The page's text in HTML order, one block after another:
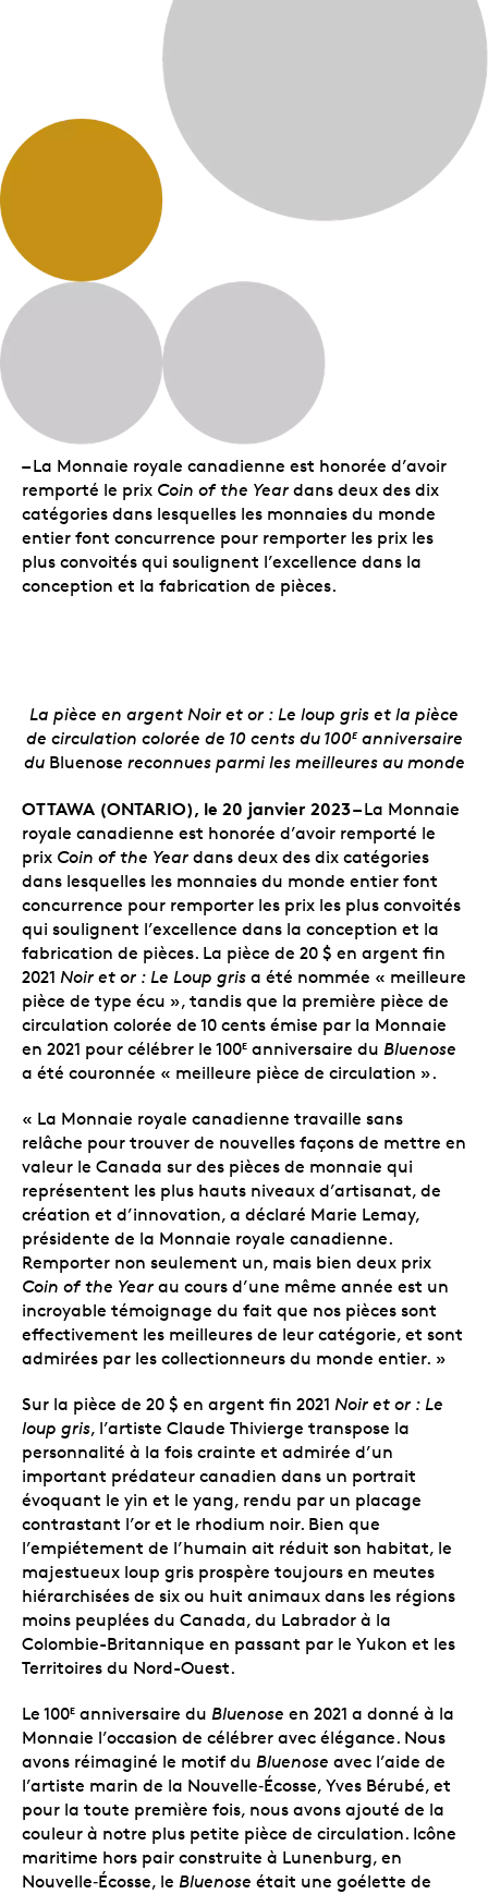
–La Monnaie royale canadienne est honorée d’avoir
remporté le prix Coin of the Year dans deux des dix
catégories dans lesquelles les monnaies du monde
entier font concurrence pour remporter les prix les
plus convoités qui soulignent l’excellence dans la
conception et la fabrication de pièces.
La pièce en argent Noir et or : Le loup gris et la pièce
de circulation colorée de 10 cents du 100Eanniversaire
du Bluenose reconnues parmi les meilleures au monde
OTTAWA (ONTARIO), le 20 janvier 2023 –La Monnaie
royale canadienne est honorée d’avoir remporté le
prix Coin of the Year dans deux des dix catégories
dans lesquelles les monnaies du monde entier font
concurrence pour remporter les prix les plus convoités
qui soulignent l’excellence dans la conception et la
fabrication de pièces. La pièce de 20 $ en argent fin
2021 Noir et or : Le Loup gris a été nommée « meilleure
pièce de type écu », tandis que la première pièce de
circulation colorée de 10 cents émise par la Monnaie
en 2021 pour célébrer le 100E anniversaire du Bluenose
a été couronnée « meilleure pièce de circulation ».
« La Monnaie royale canadienne travaille sans
relâche pour trouver de nouvelles façons de mettre en
valeur le Canada sur des pièces de monnaie qui
représentent les plus hauts niveaux d’artisanat, de
création et d’innovation, a déclaré Marie Lemay,
présidente de la Monnaie royale canadienne.
Remporter non seulement un, mais bien deux prix
Coin of the Year au cours d’une même année est un
incroyable témoignage du fait que nos pièces sont
effectivement les meilleures de leur catégorie, et sont
admirées par les collectionneurs du monde entier. »
Sur la pièce de 20 $ en argent fin 2021 Noir et or : Le
loup gris, l’artiste Claude Thivierge transpose la
personnalité à la fois crainte et admirée d’un
important prédateur canadien dans un portrait
évoquant le yin et le yang, rendu par un placage
contrastant l’or et le rhodium noir. Bien que
l’empiétement de l’humain ait réduit son habitat, le
majestueux loup gris prospère toujours en meutes
hiérarchisées de six ou huit animaux dans les régions
moins peuplées du Canada, du Labrador à la
Colombie-Britannique en passant par le Yukon et les
Territoires du Nord-Ouest.
Le 100E anniversaire du Bluenose en 2021 a donné à la
Monnaie l’occasion de célébrer avec élégance. Nous
avons réimaginé le motif du Bluenose avec l’aide de
l’artiste marin de la Nouvelle‑Écosse, Yves Bérubé, et
pour la toute première fois, nous avons ajouté de la
couleur à notre plus petite pièce de circulation. Icône
maritime hors pair construite à Lunenburg, en
Nouvelle‑Écosse, le Bluenose était une goélette de